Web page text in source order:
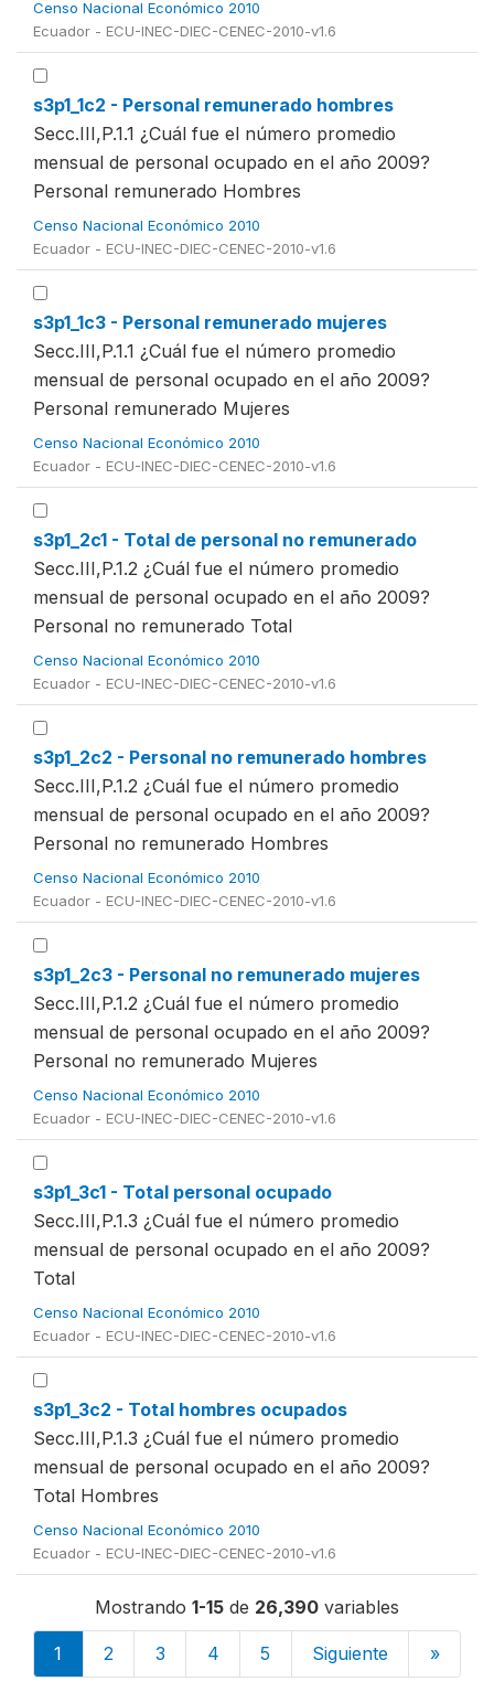
Censo Nacional Económico 2010
Ecuador - ECU-INEC-DIEC-CENEC-2010-v1.6
s3p1_1c2 - Personal remunerado hombres
Secc.III,P.1.1 ¿Cuál fue el número promedio
mensual de personal ocupado en el año 2009?
Personal remunerado Hombres
Censo Nacional Económico 2010
Ecuador - ECU-INEC-DIEC-CENEC-2010-v1.6
s3p1_1c3 - Personal remunerado mujeres
Secc.III,P.1.1 ¿Cuál fue el número promedio
mensual de personal ocupado en el año 2009?
Personal remunerado Mujeres
Censo Nacional Económico 2010
Ecuador - ECU-INEC-DIEC-CENEC-2010-v1.6
s3p1_2c1 - Total de personal no remunerado
Secc.III,P.1.2 ¿Cuál fue el número promedio
mensual de personal ocupado en el año 2009?
Personal no remunerado Total
Censo Nacional Económico 2010
Ecuador - ECU-INEC-DIEC-CENEC-2010-v1.6
s3p1_2c2 - Personal no remunerado hombres
Secc.III,P.1.2 ¿Cuál fue el número promedio
mensual de personal ocupado en el año 2009?
Personal no remunerado Hombres
Censo Nacional Económico 2010
Ecuador - ECU-INEC-DIEC-CENEC-2010-v1.6
s3p1_2c3 - Personal no remunerado mujeres
Secc.III,P.1.2 ¿Cuál fue el número promedio
mensual de personal ocupado en el año 2009?
Personal no remunerado Mujeres
Censo Nacional Económico 2010
Ecuador - ECU-INEC-DIEC-CENEC-2010-v1.6
s3p1_3c1 - Total personal ocupado
Secc.III,P.1.3 ¿Cuál fue el número promedio
mensual de personal ocupado en el año 2009?
Total
Censo Nacional Económico 2010
Ecuador - ECU-INEC-DIEC-CENEC-2010-v1.6
s3p1_3c2 - Total hombres ocupados
Secc.III,P.1.3 ¿Cuál fue el número promedio
mensual de personal ocupado en el año 2009?
Total Hombres
Censo Nacional Económico 2010
Ecuador - ECU-INEC-DIEC-CENEC-2010-v1.6
Mostrando 1-15 de 26,390 variables
1 2 3 4 5 Siguiente »